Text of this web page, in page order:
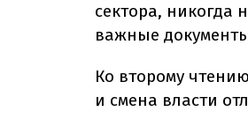
сектора, никогда
важные
Ко второму
и смена власти